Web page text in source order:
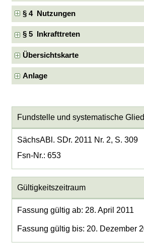
§ 4 Nutzungen
§ 5 Inkrafttreten
Übersichtskarte
Anlage
Fundstelle und systematische
SächsABl. SDr. 2011 Nr. 2, S. 309
Fsn-Nr.: 653
Gültigkeitszeitraum
Fassung gültig ab: 28. April 2011
Fassung gültig bis: 20. Dezember